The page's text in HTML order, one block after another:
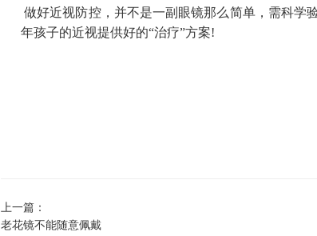
做好近视防控，并不是一副眼镜那么简单，需科学
年孩子的近视提供好的“治疗”方案!
上一篇：
老花镜不能随意佩戴